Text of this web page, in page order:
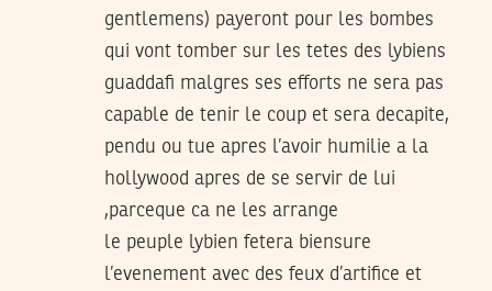
gentlemens) payeront pour les bombes
qui vont tomber sur les tetes des lybiens
guaddafi malgres ses efforts ne sera pas
capable de tenir le coup et sera decapite,
pendu ou tue apres l’avoir humilie a la
hollywood apres de se servir de lui
,parceque ca ne les arrange
le peuple lybien fetera biensure
l’evenement avec des feux d’artifice et